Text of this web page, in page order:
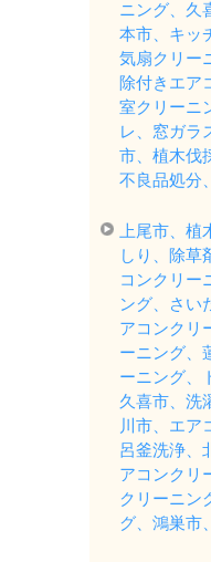
ニング、久
本市、キッ
気扇クリー
除付きエア
室クリーニ
レ、窓ガラ
市、植木伐
不良品処分
上尾市、
しり、除草
コンクリー
ング、さい
アコンクリ
ーニング、
ーニング、
久喜市、洗
川市、エア
呂釜洗浄、
アコンクリ
クリーニン
グ、鴻巣市